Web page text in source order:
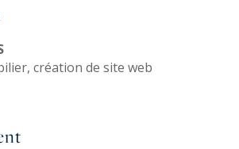
création de site web